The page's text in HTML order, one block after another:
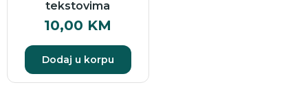
tekstovima
10,00 KM
Dodaj u korpu